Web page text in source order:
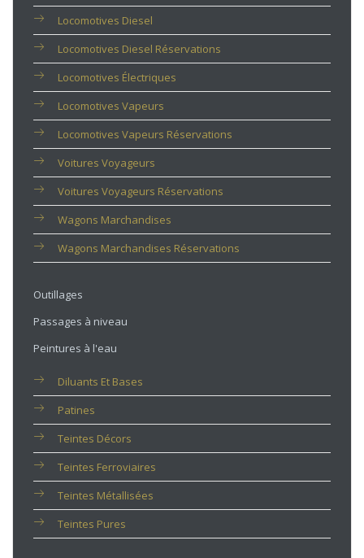
Locomotives Diesel
Locomotives Diesel Réservations
Locomotives Électriques
Locomotives Vapeurs
Locomotives Vapeurs Réservations
Voitures Voyageurs
Voitures Voyageurs Réservations
Wagons Marchandises
Wagons Marchandises Réservations
Outillages
Passages à niveau
Peintures à l'eau
Diluants Et Bases
Patines
Teintes Décors
Teintes Ferroviaires
Teintes Métallisées
Teintes Pures